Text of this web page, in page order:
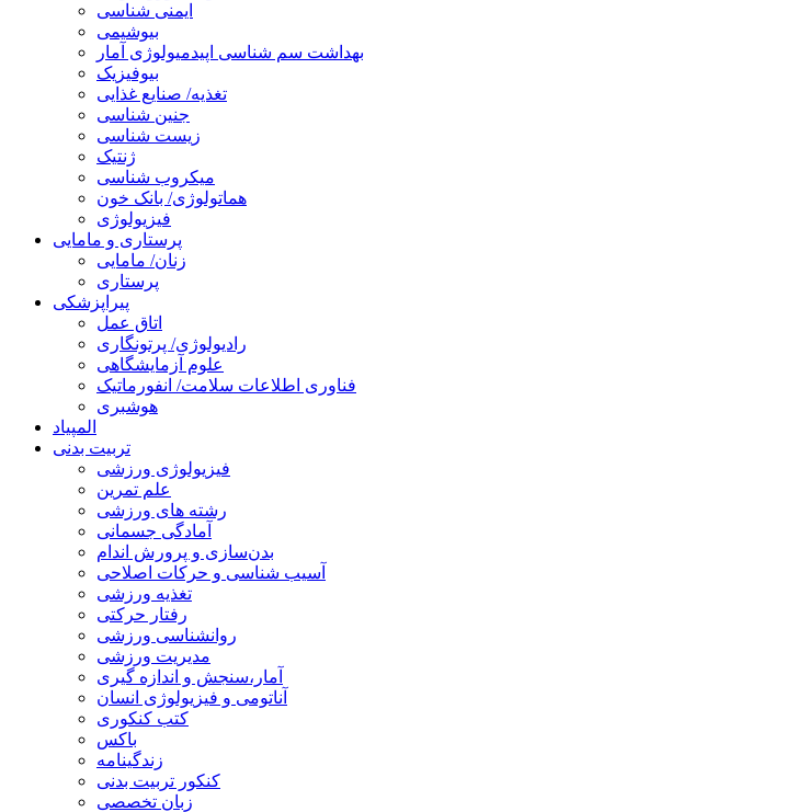
ایمنی شناسی
بیوشیمی
بهداشت سم شناسی اپیدمیولوژی آمار
بیوفیزیک
تغذیه/ صنایع غذایی
جنین شناسی
زیست شناسی
ژنتیک
میکروب شناسی
هماتولوژی/ بانک خون
فیزیولوژی
پرستاری و مامایی
زنان/ مامایی
پرستاری
پیراپزشکی
اتاق عمل
رادیولوژی/ پرتونگاری
علوم آزمایشگاهی
فناوری اطلاعات سلامت/ انفورماتیک
هوشبری
المپیاد
تربیت بدنی
فیزیولوژی ورزشی
علم تمرین
رشته های ورزشی
آمادگی جسمانی
بدن‌سازی و پرورش اندام
آسیب شناسی و حرکات اصلاحی
تغذیه ورزشی
رفتار حرکتی
روانشناسی ورزشی
مدیریت ورزشی
آمار،سنجش و اندازه گیری
آناتومی و فیزیولوژی انسان
کتب کنکوری
باکس
زندگینامه
کنکور تربیت بدنی
زبان تخصصی